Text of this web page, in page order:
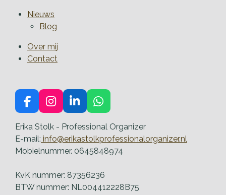
Nieuws
Blog
Over mij
Contact
F
a
c
e
b
k
I
n
s
t
a
a
m
L
i
n
k
e
n
W
h
a
t
s
p
Erika Stolk - Professional Organizer
E-mail: info@erikastolkprofessionalorganizer.nl
Mobielnummer. 0645848974
KvK nummer: 87356236
BTW nummer: NL004412228B75